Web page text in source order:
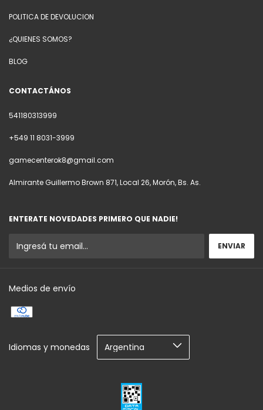
POLITICA DE DEVOLUCION
¿QUIENES SOMOS?
BLOG
CONTACTÁNOS
541180313999
+549 11 8031-3999
gamecenterok8@gmail.com
Almirante Guillermo Brown 871, Local 26, Morón, Bs. As.
ENTERATE NOVEDADES PRIMERO QUE NADIE!
Medios de envío
Idiomas y monedas